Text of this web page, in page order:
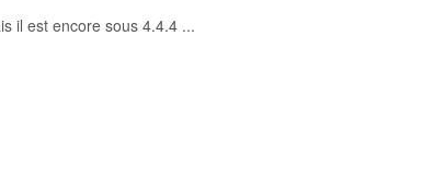
il est encore sous 4.4.4 ...